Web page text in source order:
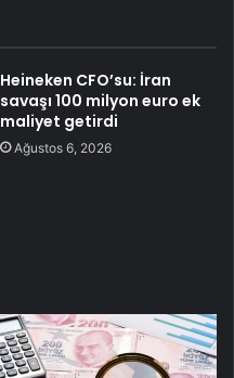
Heineken CFO’su: İran
savaşı 100 milyon euro ek
maliyet getirdi
Ağustos 6, 2026